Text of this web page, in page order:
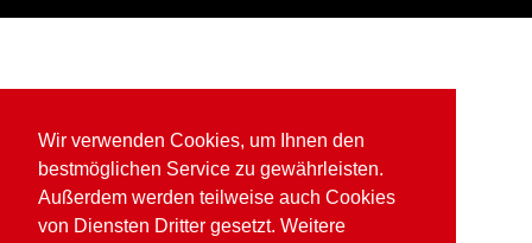
Wir verwenden Cookies, um Ihnen den
bestmöglichen Service zu gewährleisten.
Außerdem werden teilweise auch Cookies
von Diensten Dritter gesetzt. Weitere